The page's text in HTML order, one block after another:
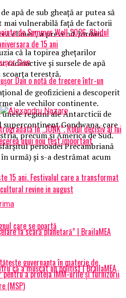
apă de sub gheață ar putea să
mai vulnerabilă față de factorii
climei”, a prevenit Jordan.
că la topirea ghețarilor
radioactive și sursele de apă
terestră.
de geofizicieni a descoperit
ale vechilor continente.
regiuni ale Antarcticii de
supercontinent Gondwana, care
precum și America de Sud.
perioadei Precambriană
urmă) și s-a destrămat acum
la scară planetară” | BrailaMEA
că a mușcat un polițist | BrailaMEA
de Summer Well 2026. Ghidul
de 15 ani
Dan o notă de trecere într-un
în „JUNK”. Rolul decisiv al lui
unui nou test important
15 ani. Festivalul care a transformat
revine in august
care se poartă
guvernanța în materie de
pentru a proteja IMM-urile și furnizorii
(MSP)